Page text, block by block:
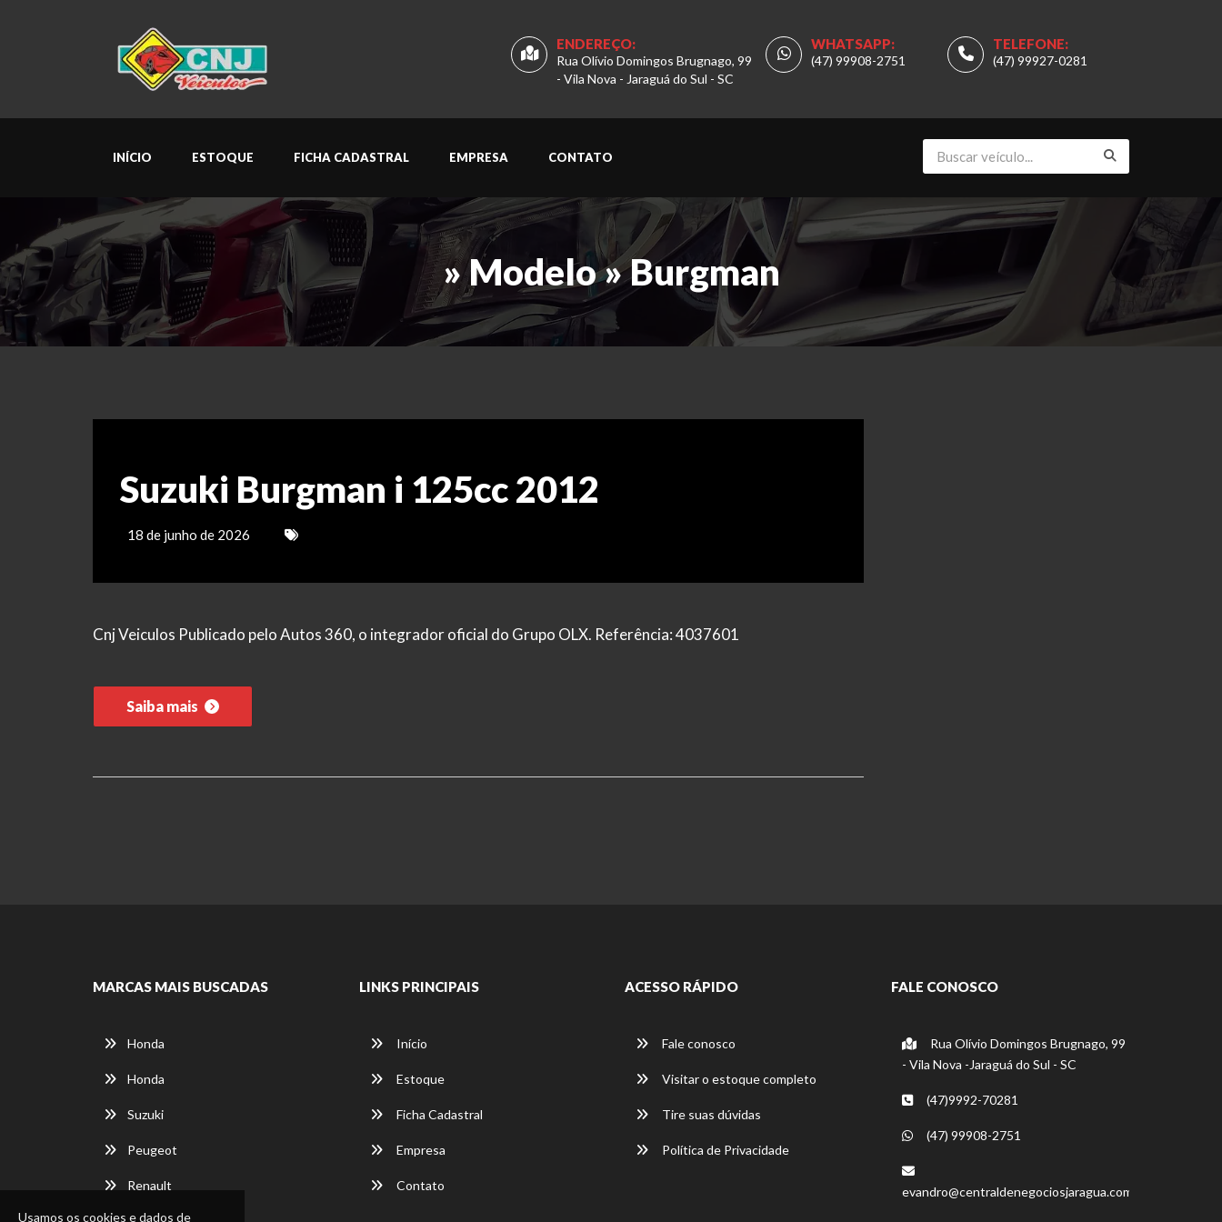
Usamos os cookies e dados de
TELEFONE:
(47) 99927-0281
WHATSAPP:
(47) 99908-2751
ENDEREÇO:
Rua Olívio Domingos Brugnago, 99
- Vila Nova - Jaraguá do Sul - SC
INÍCIO ESTOQUE FICHA CADASTRAL EMPRESA CONTATO
» Modelo » Burgman
Suzuki Burgman i 125cc 2012
18 de junho de 2026
Cnj Veiculos Publicado pelo Autos 360, o integrador oficial do Grupo OLX. Referência: 4037601
Saiba mais
MARCAS MAIS BUSCADAS
Honda
Honda
Suzuki
Peugeot
Renault
LINKS PRINCIPAIS
Início
Estoque
Ficha Cadastral
Empresa
Contato
ACESSO RÁPIDO
Fale conosco
Visitar o estoque completo
Tire suas dúvidas
Política de Privacidade
FALE CONOSCO
Rua Olívio Domingos Brugnago, 99
- Vila Nova -Jaraguá do Sul - SC
(47)9992-70281
(47) 99908-2751
evandro@centraldenegociosjaragua.com.br